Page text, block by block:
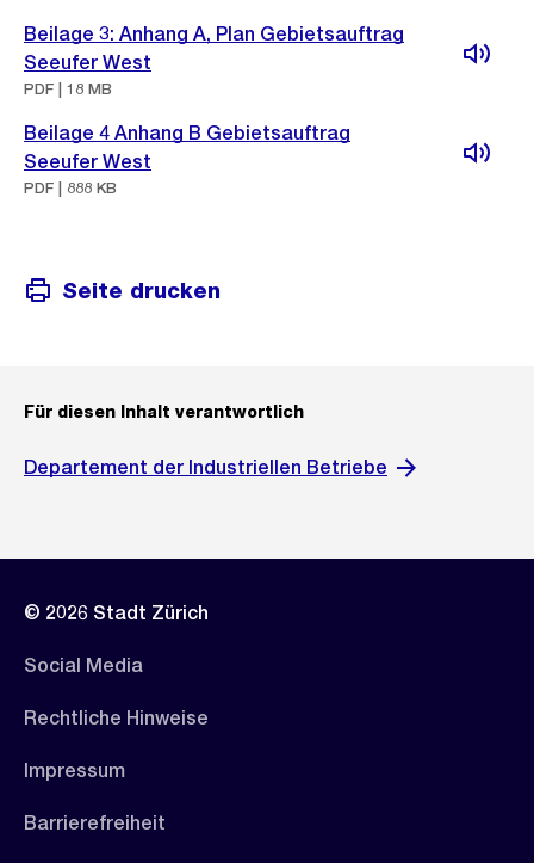
Beilage 3: Anhang A, Plan Gebietsauftrag
Seeufer West
PDF | 18 MB
Beilage 4 Anhang B Gebietsauftrag
Seeufer West
PDF | 888 KB
Seite drucken
Für diesen Inhalt verantwortlich
Departement der Industriellen Betriebe
© 2026 Stadt Zürich
Social Media
Rechtliche Hinweise
Impressum
Barrierefreiheit